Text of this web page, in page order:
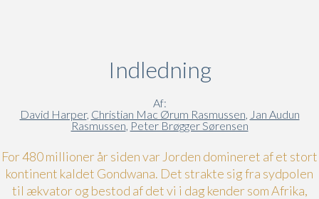
Indledning
Af:
David Harper, Christian Mac Ørum Rasmussen, Jan Audun
Rasmussen, Peter Brøgger Sørensen
For 480 millioner år siden var Jorden domineret af et stort
kontinent kaldet Gondwana. Det strakte sig fra sydpolen
til ækvator og bestod af det vi i dag kender som Afrika,